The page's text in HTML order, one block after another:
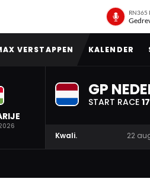
RN365
VERSTAPPEN KALENDER
GP
START RACE 17
Kwali. 22